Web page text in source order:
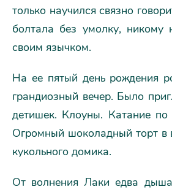
только научился связно
болтала без умолку,
своим язычком.
На ее пятый день рождения
грандиозный вечер. Было
детишек. Клоуны. Катание по
Огромный шоколадный торт в
кукольного домика.
От волнения Лаки едва